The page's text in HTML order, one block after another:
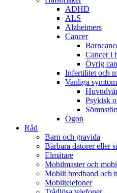
ADHD
ALS
Alzheimers
Cancer
Cancer i
Övrig
Infertilitet och
Vanliga symtom
Psykisk
Ögon
Råd
Barn och gravida
Bärbara datorer eller
Elmätare
Mobilmaster och
Mobilt bredband och
Mobiltelefoner